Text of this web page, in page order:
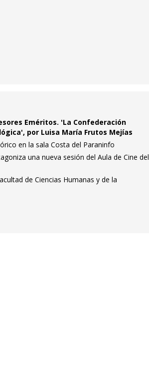
Eméritos. 'La Confederación
por Luisa María Frutos Mejías
en la sala Costa del Paraninfo
una nueva sesión del Aula de Cine del
de Ciencias Humanas y de la